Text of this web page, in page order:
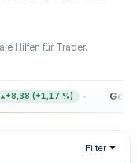
Hilfen für Trader.
+8,38 (+1,17 %) Gold
Filter